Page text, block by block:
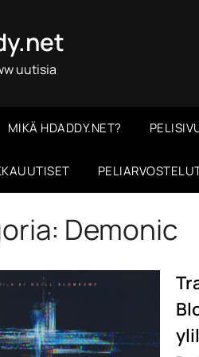
uutisia
MIKÄ HDADDY.NET?
Demonic